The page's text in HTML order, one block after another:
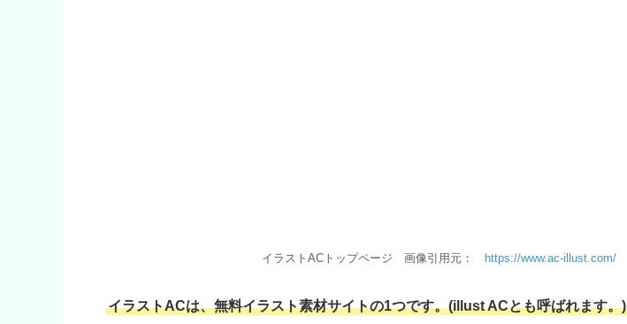
イラストACトップページ 画像引用元： https://www.ac-illust.com/
イラストACは、無料イラスト素材サイトの1つです。(illust ACとも呼ばれます。)